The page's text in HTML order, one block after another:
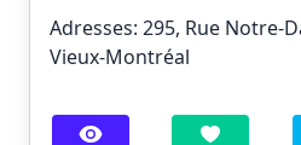
Adresses: 295, Rue Notre-
Vieux-Montréal